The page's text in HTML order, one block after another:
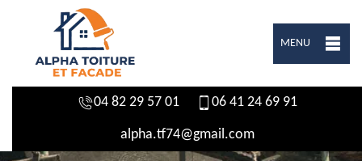
MENU
04 82 29 57 01 06 41 24 69 91
alpha.tf74@gmail.com